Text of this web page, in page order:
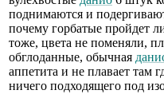
поднимаются и
почему горбатые пройдет
тоже, цвета не поменяли,
обглоданные, обычная
аппетита и не плавает там
ничего подходящего под